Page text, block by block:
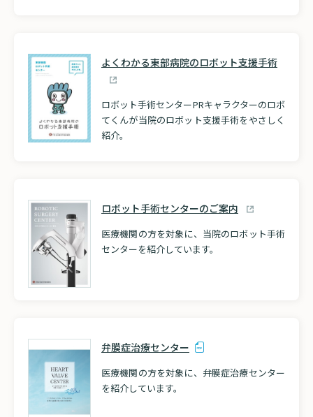
検索する
よくわかる東部病院のロボット支援手術
ロボット手術センターPRキャラクターのロボ
てくんが当院のロボット支援手術をやさしく
紹介。
ロボット手術センターのご案内
医療機関の方を対象に、当院のロボット手術
センターを紹介しています。
弁膜症治療センター
医療機関の方を対象に、弁膜症治療センター
を紹介しています。